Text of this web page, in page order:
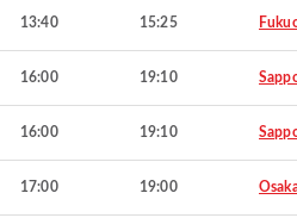
13:40 15:25
16:00 19:10
16:00 19:10
17:00 19:00